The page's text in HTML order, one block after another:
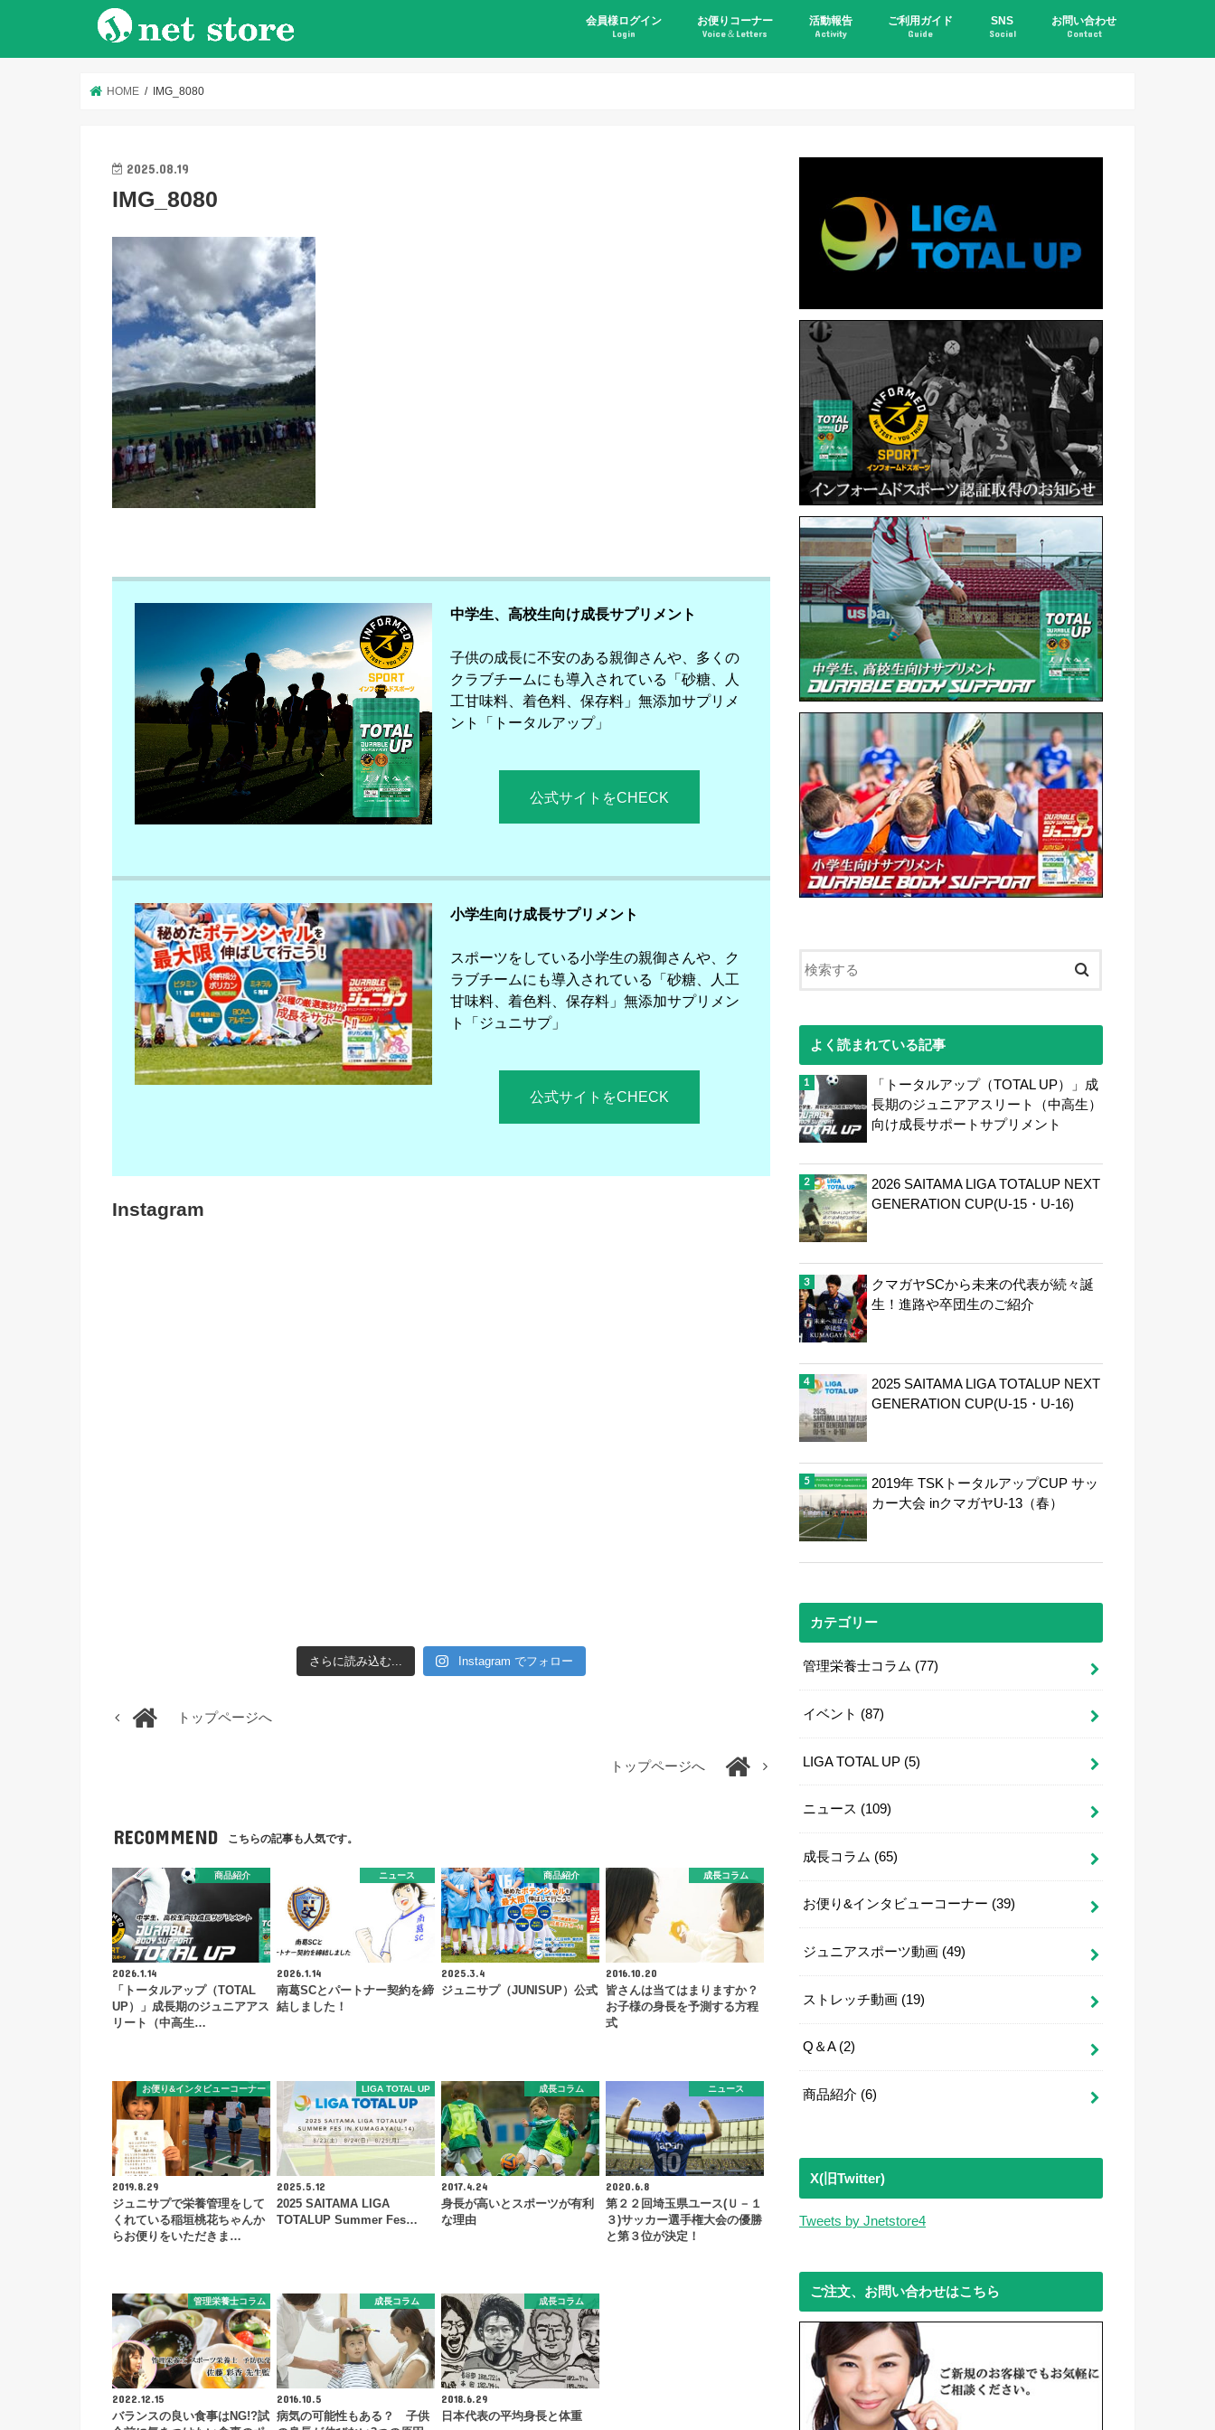
会員様ログイン
Login
お便りコーナー
Voice＆Letters
活動報告
Activity
ご利用ガイド
Guide
SNS
Social
お問い合わせ
Contact
HOME IMG_8080
2025.08.19
IMG_8080
中学生、高校生向け成長サプリメント
子供の成長に不安のある親御さんや、多くの
クラブチームにも導入されている「砂糖、人
工甘味料、着色料、保存料」無添加サプリメ
ント「トータルアップ」
公式サイトをCHECK
小学生向け成長サプリメント
スポーツをしている小学生の親御さんや、ク
ラブチームにも導入されている「砂糖、人工
甘味料、着色料、保存料」無添加サプリメン
ト「ジュニサプ」
公式サイトをCHECK
Instagram
さらに読み込む... Instagram でフォロー
トップページへ
トップページへ
RECOMMEND こちらの記事も人気です。
商品紹介
2026.1.14
「トータルアップ（TOTAL
UP）」成長期のジュニアアス
リート（中高生…
ニュース
2026.1.14
南葛SCとパートナー契約を締
結しました！
商品紹介
2025.3.4
ジュニサプ（JUNISUP）公式
成長コラム
2016.10.20
皆さんは当てはまりますか？
お子様の身長を予測する方程
式
お便り&インタビューコーナー
2019.8.29
ジュニサプで栄養管理をして
くれている稲垣桃花ちゃんか
らお便りをいただきま…
LIGA TOTAL UP
2025.5.12
2025 SAITAMA LIGA
TOTALUP Summer Fes…
成長コラム
2017.4.24
身長が高いとスポーツが有利
な理由
ニュース
2020.6.8
第２２回埼玉県ユース(Ｕ－１
３)サッカー選手権大会の優勝
と第３位が決定！
管理栄養士コラム
2022.12.15
バランスの良い食事はNG!?試
成長コラム
2016.10.5
病気の可能性もある？ 子供
成長コラム
2018.6.29
日本代表の平均身長と体重
よく読まれている記事
「トータルアップ（TOTAL UP）」成
長期のジュニアアスリート（中高生）
向け成長サポートサプリメント
2026 SAITAMA LIGA TOTALUP NEXT
GENERATION CUP(U-15・U-16)
クマガヤSCから未来の代表が続々誕
生！進路や卒団生のご紹介
2025 SAITAMA LIGA TOTALUP NEXT
GENERATION CUP(U-15・U-16)
2019年 TSKトータルアップCUP サッ
カー大会 inクマガヤU-13（春）
カテゴリー
管理栄養士コラム (77)
イベント (87)
LIGA TOTAL UP (5)
ニュース (109)
成長コラム (65)
お便り&インタビューコーナー (39)
ジュニアスポーツ動画 (49)
ストレッチ動画 (19)
Q＆A (2)
商品紹介 (6)
X(旧Twitter)
Tweets by Jnetstore4
ご注文、お問い合わせはこちら